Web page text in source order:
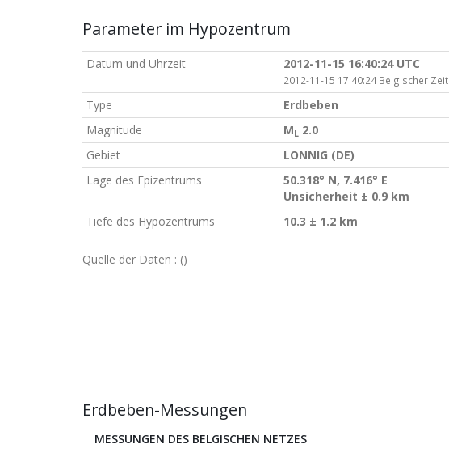
Parameter im Hypozentrum
Datum und Uhrzeit 2012-11-15 16:40:24 UTC
2012-11-15 17:40:24 Belgischer Zeit
Type
Erdbeben
Magnitude
ML 2.0
Gebiet
LONNIG (DE)
Lage des Epizentrums
50.318° N, 7.416° E
Unsicherheit ± 0.9 km
Tiefe des Hypozentrums
10.3 ± 1.2 km
Quelle der Daten : ()
Erdbeben-Messungen
MESSUNGEN DES BELGISCHEN NETZES